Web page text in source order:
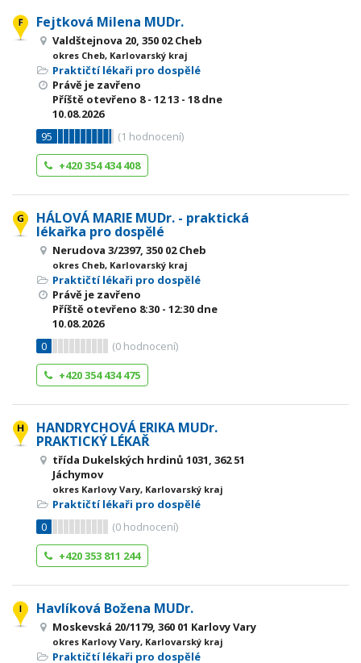
Fejtková Milena MUDr.
Valdštejnova 20, 350 02 Cheb
okres Cheb, Karlovarský kraj
Praktičtí lékaři pro dospělé
Právě je zavřeno
Příště otevřeno 8 - 1213 - 18dne
10.08.2026
95
(1 hodnocení)
+420 354 434 408
HÁLOVÁ MARIE MUDr. - praktická
lékařka pro dospělé
Nerudova 3/2397, 350 02 Cheb
okres Cheb, Karlovarský kraj
Praktičtí lékaři pro dospělé
Právě je zavřeno
Příště otevřeno 8:30 - 12:30 dne
10.08.2026
0
(0 hodnocení)
+420 354 434 475
HANDRYCHOVÁ ERIKA MUDr.
PRAKTICKÝ LÉKAŘ
třída Dukelských hrdinů 1031, 362 51
Jáchymov
okres Karlovy Vary, Karlovarský kraj
Praktičtí lékaři pro dospělé
0
(0 hodnocení)
+420 353 811 244
Havlíková Božena MUDr.
Moskevská 20/1179, 360 01 Karlovy Vary
okres Karlovy Vary, Karlovarský kraj
Praktičtí lékaři pro dospělé